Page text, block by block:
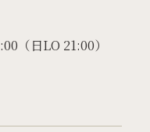
（日LO 21:00）